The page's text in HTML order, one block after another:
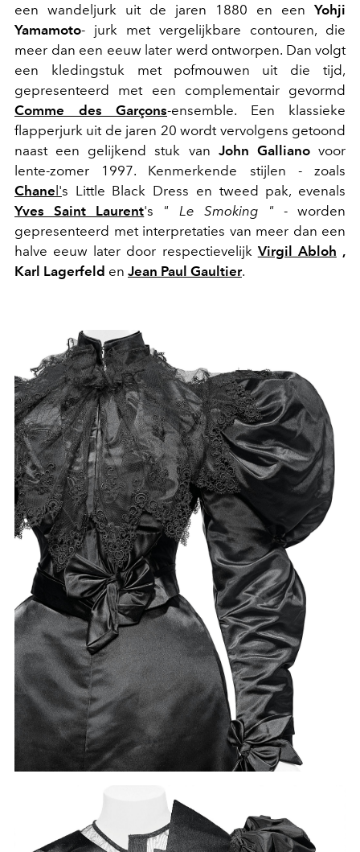
een wandeljurk uit de jaren 1880 en een Yohji
Yamamoto- jurk met vergelijkbare contouren, die
meer dan een eeuw later werd ontworpen. Dan volgt
een kledingstuk met pofmouwen uit die tijd,
gepresenteerd met een complementair gevormd
Comme des Garçons-ensemble. Een klassieke
flapperjurk uit de jaren 20 wordt vervolgens getoond
naast een gelijkend stuk van John Gallianovoor
lente-zomer 1997. Kenmerkende stijlen - zoals
Chanel's Little Black Dress en tweed pak, evenals
Yves Saint Laurent's " Le Smoking " - worden
gepresenteerd met interpretaties van meer dan een
halve eeuw later door respectievelijk Virgil Abloh ,
Karl Lagerfeld en Jean Paul Gaultier.